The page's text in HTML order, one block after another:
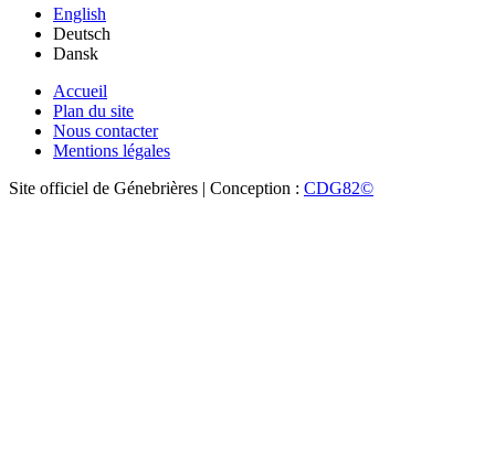
English
Deutsch
Dansk
Accueil
Plan du site
Nous contacter
Mentions légales
Site officiel de Génebrières | Conception : CDG82©